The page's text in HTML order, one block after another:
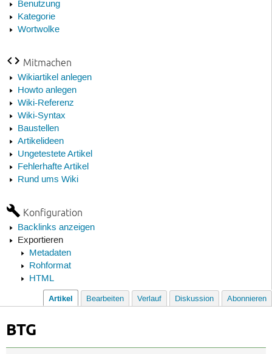
Benutzung
Kategorie
Wortwolke
Mitmachen
Wikiartikel anlegen
Howto anlegen
Wiki-Referenz
Wiki-Syntax
Baustellen
Artikelideen
Ungetestete Artikel
Fehlerhafte Artikel
Rund ums Wiki
Konfiguration
Backlinks anzeigen
Exportieren
Metadaten
Rohformat
HTML
Artikel Bearbeiten Verlauf Diskussion Abonnieren
BTG